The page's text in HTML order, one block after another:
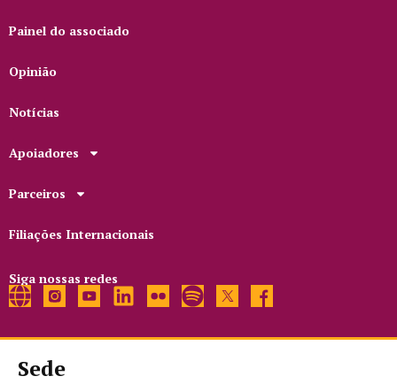
Painel do associado
Opinião
Notícias
Apoiadores
Parceiros
Filiações Internacionais
Siga nossas redes
Sede